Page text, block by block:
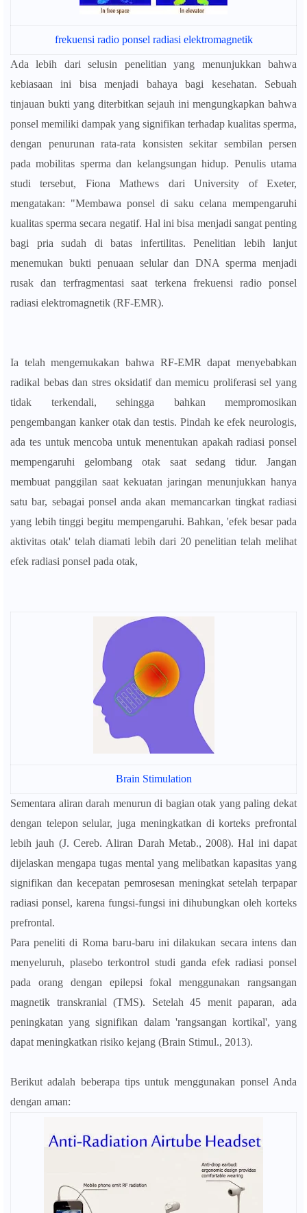
frekuensi radio ponsel radiasi elektromagnetik
Ada lebih dari selusin penelitian yang menunjukkan bahwa
kebiasaan ini bisa menjadi bahaya bagi kesehatan. Sebuah
tinjauan bukti yang diterbitkan sejauh ini mengungkapkan bahwa
ponsel memiliki dampak yang signifikan terhadap kualitas sperma,
dengan penurunan rata-rata konsisten sekitar sembilan persen
pada mobilitas sperma dan kelangsungan hidup. Penulis utama
studi tersebut, Fiona Mathews dari University of Exeter,
mengatakan: "Membawa ponsel di saku celana mempengaruhi
kualitas sperma secara negatif. Hal ini bisa menjadi sangat penting
bagi pria sudah di batas infertilitas. Penelitian lebih lanjut
menemukan bukti penuaan selular dan DNA sperma menjadi
rusak dan terfragmentasi saat terkena frekuensi radio ponsel
radiasi elektromagnetik (RF-EMR).
Ia telah mengemukakan bahwa RF-EMR dapat menyebabkan
radikal bebas dan stres oksidatif dan memicu proliferasi sel yang
tidak terkendali, sehingga bahkan mempromosikan
pengembangan kanker otak dan testis. Pindah ke efek neurologis,
ada tes untuk mencoba untuk menentukan apakah radiasi ponsel
mempengaruhi gelombang otak saat sedang tidur. Jangan
membuat panggilan saat kekuatan jaringan menunjukkan hanya
satu bar, sebagai ponsel anda akan memancarkan tingkat radiasi
yang lebih tinggi begitu mempengaruhi. Bahkan, 'efek besar pada
aktivitas otak' telah diamati lebih dari 20 penelitian telah melihat
efek radiasi ponsel pada otak,
Brain Stimulation
Sementara aliran darah menurun di bagian otak yang paling dekat
dengan telepon selular, juga meningkatkan di korteks prefrontal
lebih jauh (J. Cereb. Aliran Darah Metab., 2008). Hal ini dapat
dijelaskan mengapa tugas mental yang melibatkan kapasitas yang
signifikan dan kecepatan pemrosesan meningkat setelah terpapar
radiasi ponsel, karena fungsi-fungsi ini dihubungkan oleh korteks
prefrontal.
Para peneliti di Roma baru-baru ini dilakukan secara intens dan
menyeluruh, plasebo terkontrol studi ganda efek radiasi ponsel
pada orang dengan epilepsi fokal menggunakan rangsangan
magnetik transkranial (TMS). Setelah 45 menit paparan, ada
peningkatan yang signifikan dalam 'rangsangan kortikal', yang
dapat meningkatkan risiko kejang (Brain Stimul., 2013).
Berikut adalah beberapa tips untuk menggunakan ponsel Anda
dengan aman: